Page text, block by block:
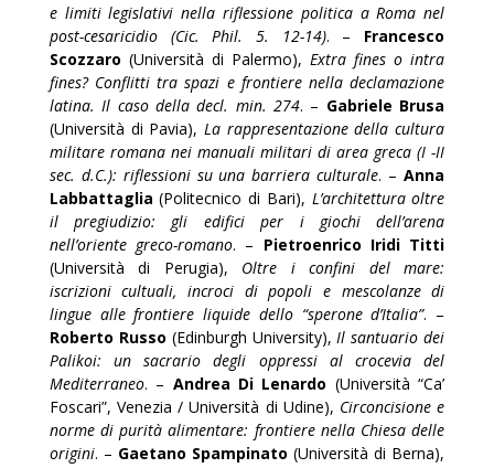
e limiti legislativi nella riflessione politica a Roma nel
post-cesaricidio (Cic. Phil. 5. 12-14). – Francesco
Scozzaro (Università di Palermo), Extra fines o intra
fines? Conflitti tra spazi e frontiere nella declamazione
latina. Il caso della decl. min. 274. – Gabriele Brusa
(Università di Pavia), La rappresentazione della cultura
militare romana nei manuali militari di area greca (I -II
sec. d.C.): riflessioni su una barriera culturale. –Anna
Labbattaglia (Politecnico di Bari), L’architettura oltre
il pregiudizio: gli edifici per i giochi dell’arena
nell’oriente greco-romano. – Pietroenrico Iridi Titti
(Università di Perugia), Oltre i confini del mare:
iscrizioni cultuali, incroci di popoli e mescolanze di
lingue alle frontiere liquide dello “sperone d’Italia”. –
Roberto Russo (Edinburgh University), Il santuario dei
Palikoi: un sacrario degli oppressi al crocevia del
Mediterraneo. – Andrea Di Lenardo (Università “Ca’
Foscari”, Venezia / Università di Udine), Circoncisione e
norme di purità alimentare: frontiere nella Chiesa delle
origini. – Gaetano Spampinato (Università di Berna),